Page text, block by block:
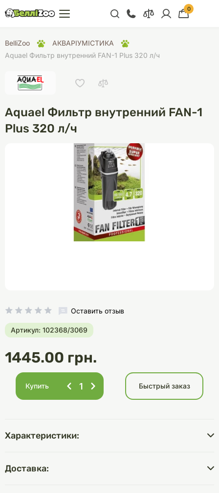
+38 (068) 300 91 91
Отдел продаж
+38 (099) 300 91 91
Отдел поддержки
0
BelliZoo
АКВАРІУМІСТИКА
Aquael Фильтр внутренний FAN-1 Plus 320 л/ч
Aquael Фильтр внутренний FAN-1
Plus 320 л/ч
Оставить отзыв
Артикул: 102368/3069
1445.00 грн.
Купить Быстрый заказ
Характеристики:
Доставка: